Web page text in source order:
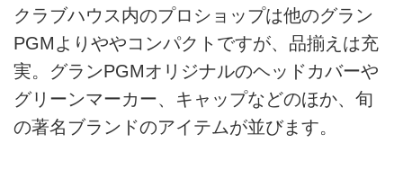
クラブハウス内のプロショップは他のグラン
PGMよりややコンパクトですが、品揃えは充
実。グランPGMオリジナルのヘッドカバーや
グリーンマーカー、キャップなどのほか、旬
の著名ブランドのアイテムが並びます。